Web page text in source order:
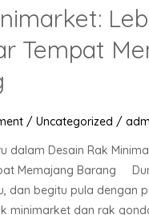
Tempat
/ Uncategorized /
dalam Desain Rak
Memajang Barang
dan begitu pula dengan
minimarket dan rak